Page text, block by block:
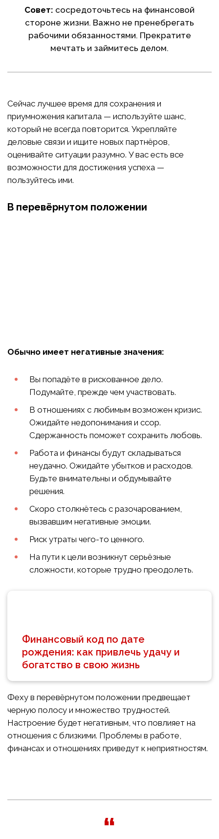
Совет: сосредоточьтесь на финансовой
стороне жизни. Важно не пренебрегать
рабочими обязанностями. Прекратите
мечтать и займитесь делом.
Сейчас лучшее время для сохранения и
приумножения капитала — используйте шанс,
который не всегда повторится. Укрепляйте
деловые связи и ищите новых партнёров,
оценивайте ситуации разумно. У вас есть все
возможности для достижения успеха —
пользуйтесь ими.
В перевёрнутом положении
Обычно имеет негативные значения:
Вы попадёте в рискованное дело.
Подумайте, прежде чем участвовать.
В отношениях с любимым возможен кризис.
Ожидайте недопонимания и ссор.
Сдержанность поможет сохранить любовь.
Работа и финансы будут складываться
неудачно. Ожидайте убытков и расходов.
Будьте внимательны и обдумывайте
решения.
Скоро столкнётесь с разочарованием,
вызвавшим негативные эмоции.
Риск утраты чего-то ценного.
На пути к цели возникнут серьёзные
сложности, которые трудно преодолеть.
Финансовый код по дате
рождения: как привлечь удачу и
богатство в свою жизнь
Феху в перевёрнутом положении предвещает
черную полосу и множество трудностей.
Настроение будет негативным, что повлияет на
отношения с близкими. Проблемы в работе,
финансах и отношениях приведут к неприятностям.